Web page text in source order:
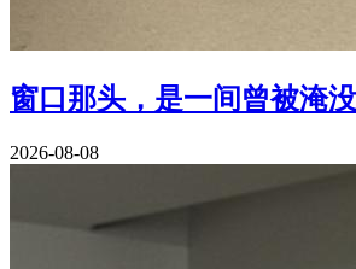
窗口那头，是一间曾被淹
2026-08-08